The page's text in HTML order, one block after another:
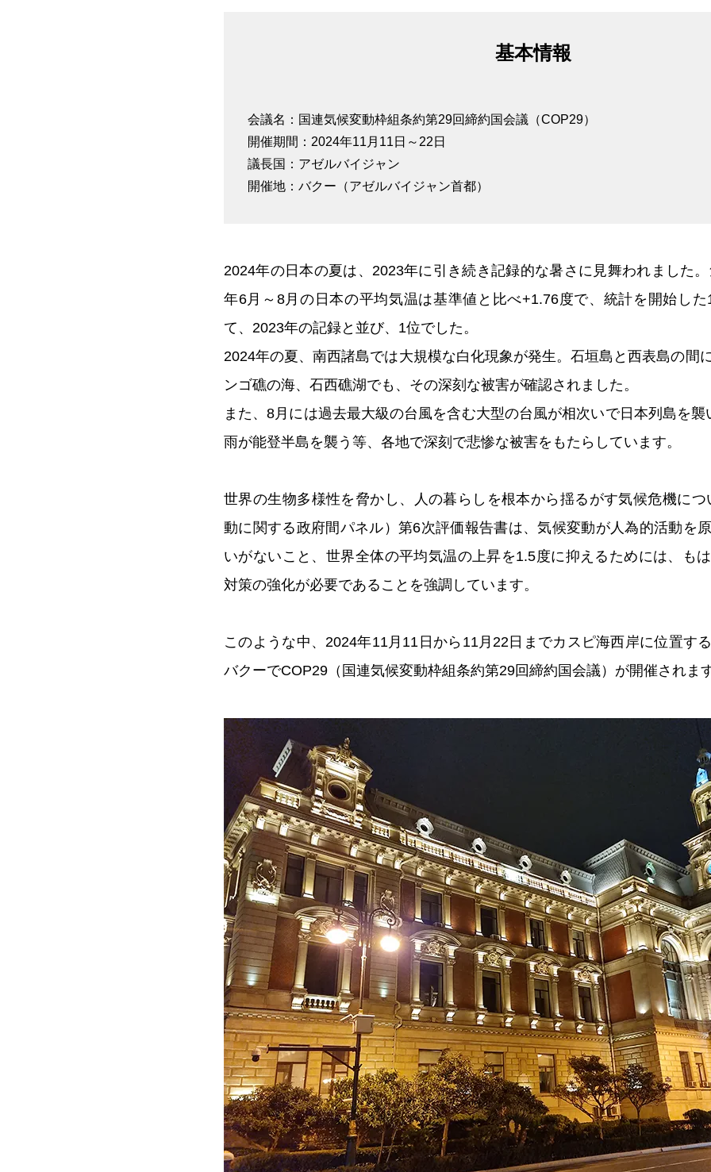
基本情報
会議名：国連気候変動枠組条約第29回締約国会議（COP29）
開催期間：2024年11月11日～22日
議長国：アゼルバイジャン
開催地：バクー（アゼルバイジャン首都）
2024年の日本の夏は、2023年に引き続き記録的な暑さに見舞われました
年6月～8月の日本の平均気温は基準値と比べ+1.76度で、統計を開始し
て、2023年の記録と並び、1位でした。
2024年の夏、南西諸島では大規模な白化現象が発生。石垣島と西表島の間
ンゴ礁の海、石西礁湖でも、その深刻な被害が確認されました。
また、8月には過去最大級の台風を含む大型の台風が相次いで日本列島を
雨が能登半島を襲う等、各地で深刻で悲惨な被害をもたらしています。
世界の生物多様性を脅かし、人の暮らしを根本から揺るがす気候危機に
動に関する政府間パネル）第6次評価報告書は、気候変動が人為的活動を
いがないこと、世界全体の平均気温の上昇を1.5度に抑えるためには、も
対策の強化が必要であることを強調しています。
このような中、2024年11月11日から11月22日までカスピ海西岸に位置す
バクーでCOP29（国連気候変動枠組条約第29回締約国会議）が開催されま